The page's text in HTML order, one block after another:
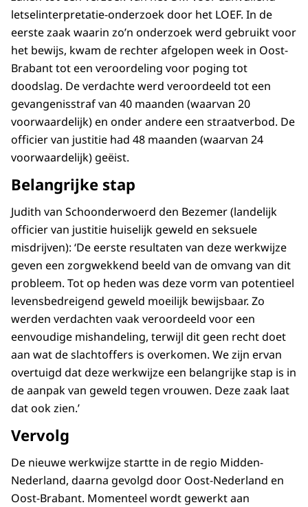
letselinterpretatie-onderzoek door het LOEF. In de
eerste zaak waarin zo’n onderzoek werd gebruikt voor
het bewijs, kwam de rechter afgelopen week in Oost-
Brabant tot een veroordeling voor poging tot
doodslag. De verdachte werd veroordeeld tot een
gevangenisstraf van 40 maanden (waarvan 20
voorwaardelijk) en onder andere een straatverbod. De
officier van justitie had 48 maanden (waarvan 24
voorwaardelijk) geëist.
Belangrijke stap
Judith van Schoonderwoerd den Bezemer (landelijk
officier van justitie huiselijk geweld en seksuele
misdrijven): ‘De eerste resultaten van deze werkwijze
geven een zorgwekkend beeld van de omvang van dit
probleem. Tot op heden was deze vorm van potentieel
levensbedreigend geweld moeilijk bewijsbaar. Zo
werden verdachten vaak veroordeeld voor een
eenvoudige mishandeling, terwijl dit geen recht doet
aan wat de slachtoffers is overkomen. We zijn ervan
overtuigd dat deze werkwijze een belangrijke stap is in
de aanpak van geweld tegen vrouwen. Deze zaak laat
dat ook zien.’
Vervolg
De nieuwe werkwijze startte in de regio Midden-
Nederland, daarna gevolgd door Oost-Nederland en
Oost-Brabant. Momenteel wordt gewerkt aan